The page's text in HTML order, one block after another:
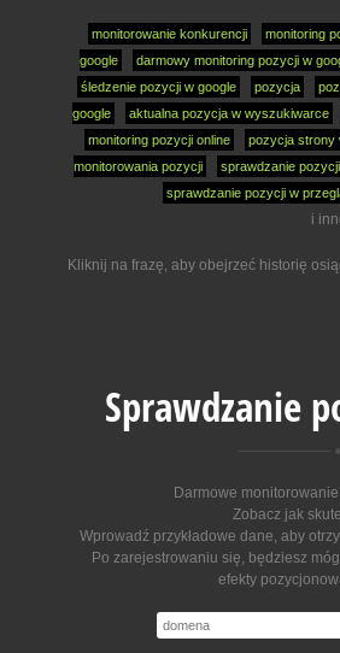
monitorowanie konkurencji monitoring
google
darmowy monitoring pozycji w
śledzenie pozycji w google
pozycja
google
aktualna pozycja w wyszukiwarce
monitoring pozycji online
pozycja strony
monitorowania pozycji
sprawdzanie
sprawdzanie pozycji w
i
Kliknij na frazę, aby obejrzeć historię
Sprawdzanie
Darmowe
Zobacz jak
Wprowadź przykładowe dane, aby
Po zarejestrowaniu się, będziesz
efekty